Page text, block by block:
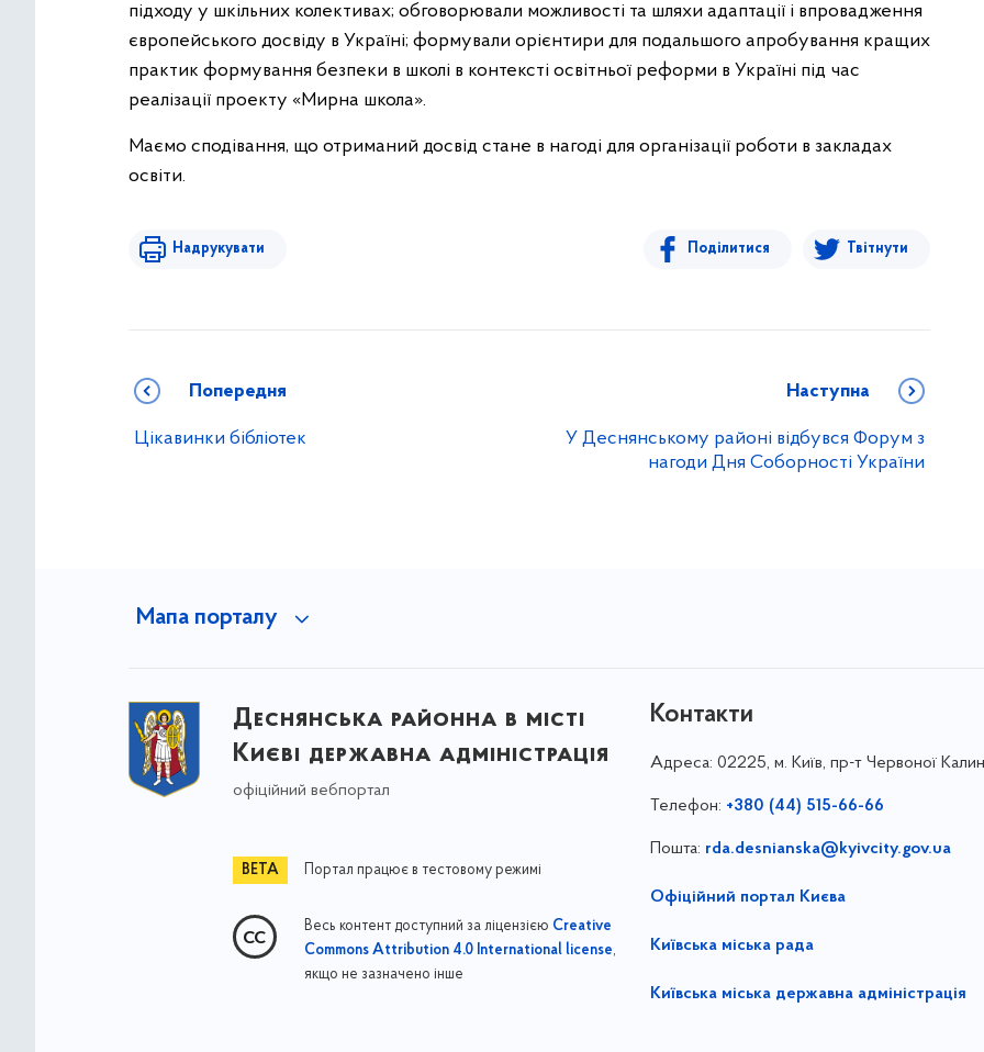
підходу у шкільних колективах; обговорювали можливості та шляхи адаптації і впровадження
європейського досвіду в Україні; формували орієнтири для подальшого апробування кращих
практик формування безпеки в школі в контексті освітньої реформи в Україні під час
реалізації проекту «Мирна школа».
Маємо сподівання, що отриманий досвід стане в нагоді для організації роботи в закладах
освіти.
Надрукувати Поділитися Твітнути
Попередня
Цікавинки бібліотек
Наступна
У Деснянському районі відбувся Форум з
нагоди Дня Соборності України
Мапа порталу
Деснянська районна в місті
Києві державна адміністрація
офіційний вебпортал
Портал працює в тестовому режимі
Весь контент доступний за ліцензією Creative
Commons Attribution 4.0 International license,
якщо не зазначено інше
Контакти
Адреса: 02225, м. Київ, пр-т Червоної
Телефон: +380 (44) 515-66-66
Пошта: rda.desnianska@kyivcity.gov.ua
Офіційний портал Києва
Київська міська рада
Київська міська державна адміністрація